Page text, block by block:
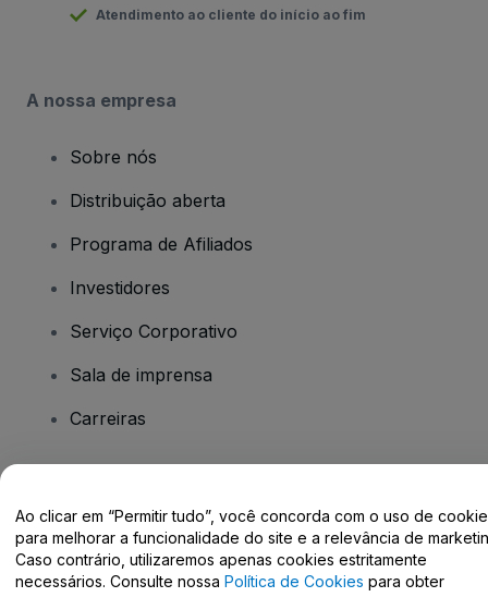
Atendimento ao cliente do início ao fim
A nossa empresa
Sobre nós
Distribuição aberta
Programa de Afiliados
Investidores
Serviço Corporativo
Sala de imprensa
Carreiras
Centro de Ajuda / Fale Conosco
Ao clicar em “Permitir tudo”, você concorda com o uso de
para melhorar a funcionalidade do site e a relevância de
Caso contrário, utilizaremos apenas cookies estritamente
necessários. Consulte nossa Política de Cookies para obter